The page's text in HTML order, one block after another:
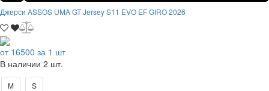
Джерси ASSOS UMA GT Jersey S11 EVO EF GIRO 2026
от 16500 за 1 шт
В наличии 2 шт.
M S